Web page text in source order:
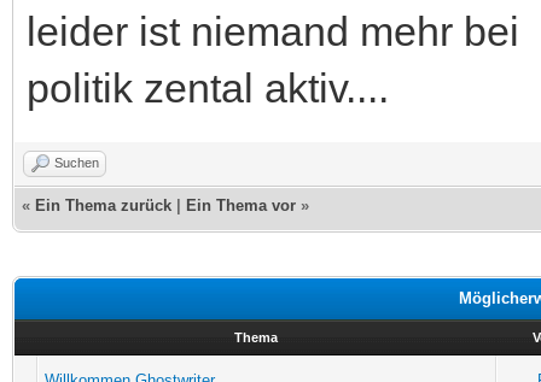
leider ist niemand mehr bei
politik zental aktiv....
Suchen
« Ein Thema zurück Ein Thema vor »
Thema